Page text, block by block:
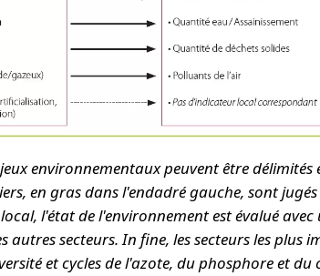
environnementaux peuvent être délimités
en gras dans l'endadré gauche, sont
l'état de l'environnement est évalué avec
autres secteurs. In fine, les secteurs les plus
et cycles de l'azote, du phosphore et du